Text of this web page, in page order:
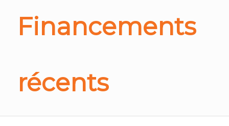
Financements
récents